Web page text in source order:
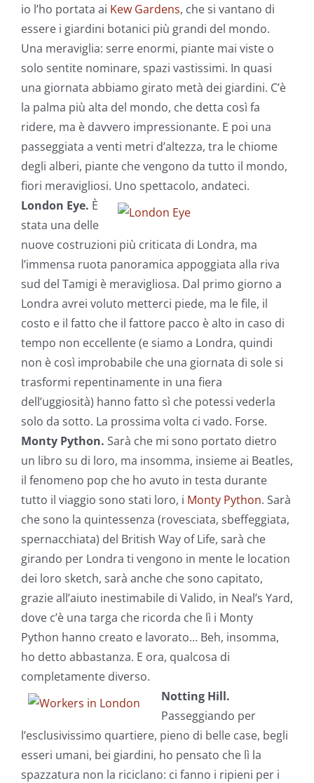
io l’ho portata ai Kew Gardens, che si vantano di
essere i giardini botanici più grandi del mondo.
Una meraviglia: serre enormi, piante mai viste o
solo sentite nominare, spazi vastissimi. In quasi
una giornata abbiamo girato metà dei giardini. C’è
la palma più alta del mondo, che detta così fa
ridere, ma è davvero impressionante. E poi una
passeggiata a venti metri d’altezza, tra le chiome
degli alberi, piante che vengono da tutto il mondo,
fiori meravigliosi. Uno spettacolo, andateci.
London Eye. È
stata una delle
nuove costruzioni più criticata di Londra, ma
l’immensa ruota panoramica appoggiata alla riva
sud del Tamigi è meravigliosa. Dal primo giorno a
Londra avrei voluto metterci piede, ma le file, il
costo e il fatto che il fattore pacco è alto in caso di
tempo non eccellente (e siamo a Londra, quindi
non è così improbabile che una giornata di sole si
trasformi repentinamente in una fiera
dell’uggiosità) hanno fatto sì che potessi vederla
solo da sotto. La prossima volta ci vado. Forse.
Monty Python. Sarà che mi sono portato dietro
un libro su di loro, ma insomma, insieme ai Beatles,
il fenomeno pop che ho avuto in testa durante
tutto il viaggio sono stati loro, i Monty Python. Sarà
che sono la quintessenza (rovesciata, sbeffeggiata,
spernacchiata) del British Way of Life, sarà che
girando per Londra ti vengono in mente le location
dei loro sketch, sarà anche che sono capitato,
grazie all’aiuto inestimabile di Valido, in Neal’s Yard,
dove c’è una targa che ricorda che lì i Monty
Python hanno creato e lavorato… Beh, insomma,
ho detto abbastanza. E ora, qualcosa di
completamente diverso.
Notting Hill.
Passeggiando per
l’esclusivissimo quartiere, pieno di belle case, begli
esseri umani, bei giardini, ho pensato che lì la
spazzatura non la riciclano: ci fanno i ripieni per i